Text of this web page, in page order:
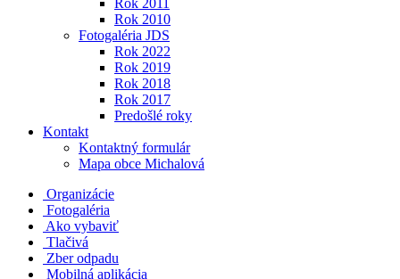
Rok 2011
Rok 2010
Fotogaléria JDS
Rok 2022
Rok 2019
Rok 2018
Rok 2017
Predošlé roky
Kontakt
Kontaktný formulár
Mapa obce Michalová
Organizácie
Fotogaléria
Ako vybaviť
Tlačivá
Zber odpadu
Mobilná aplikácia